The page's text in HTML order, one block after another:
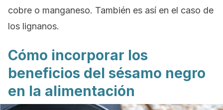
cobre o manganeso. También es así en el caso de
los lignanos.
Cómo incorporar los
beneficios del sésamo negro
en la alimentación